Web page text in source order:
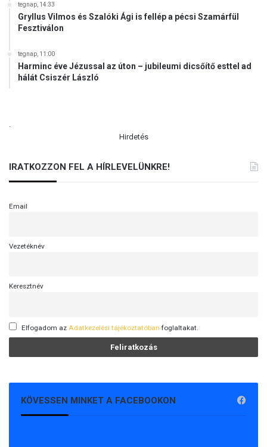
tegnap, 14:33
Gryllus Vilmos és Szalóki Ági is fellép a pécsi Szamárfül
Fesztiválon
tegnap, 11:00
Harminc éve Jézussal az úton – jubileumi dicsőítő esttel ad
hálát Csiszér László
Hirdetés
IRATKOZZON FEL A HÍRLEVELÜNKRE!
Email
Vezetéknév
Keresztnév
Elfogadom az Adatkezelési tájékoztatóban foglaltakat.
KÖVESSEN MINKET A FACEBOOKON